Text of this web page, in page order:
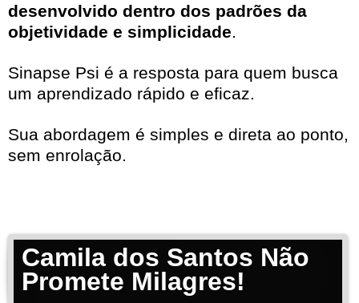
desenvolvido dentro dos padrões da
objetividade e simplicidade.
Sinapse Psi é a resposta para quem busca
um aprendizado rápido e eficaz.
Sua abordagem é simples e direta ao ponto,
sem enrolação.
Camila dos Santos Não
Promete Milagres!